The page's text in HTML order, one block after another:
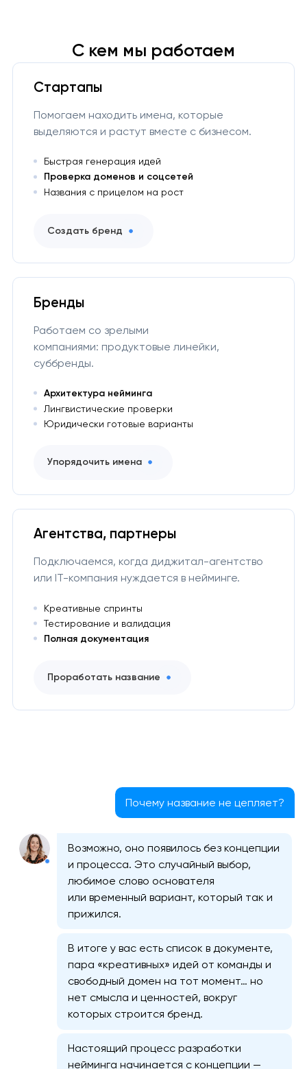
С кем мы работаем
Стартапы
Помогаем находить имена, которые
выделяются и растут вместе с бизнесом.
Быстрая генерация идей
Проверка доменов и соцсетей
Названия с прицелом на рост
Создать бренд
Бренды
Работаем со зрелыми
компаниями: продуктовые линейки,
суббренды.
Архитектура нейминга
Лингвистические проверки
Юридически готовые варианты
Упорядочить имена
Агентства, партнеры
Подключаемся, когда диджитал-агентство
или IT-компания нуждается в нейминге.
Креативные спринты
Тестирование и валидация
Полная документация
Проработать название
Почему название не цепляет?
Возможно, оно появилось без концепции
и процесса. Это случайный выбор,
любимое слово основателя
или временный вариант, который так и
прижился.
В итоге у вас есть список в документе,
пара «креативных» идей от команды и
свободный домен на тот момент… но
нет смысла и ценностей, вокруг
которых строится бренд.
Настоящий процесс разработки
нейминга начинается с концепции —